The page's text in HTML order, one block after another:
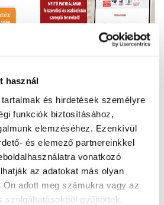
használ
és hirdetések személyre
funkciók biztosításához,
elemzéséhez. Ezenkívül
és elemező partnereinkkel
vonatkozó
az adatokat más olyan
adott meg számukra vagy az
szolgáltatásokból gyűjtöttek.
Megjelent a
GYÓGYHÍR MAGAZIN
júliusi száma
Patikákban ingyenes.
Kérje gyógyszerészétől!